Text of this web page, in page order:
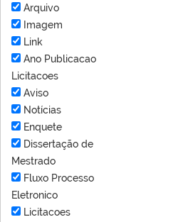
Arquivo
Imagem
Link
Ano Publicacao
Licitacoes
Aviso
Notícias
Enquete
Dissertação de
Mestrado
Fluxo Processo
Eletronico
Licitacoes